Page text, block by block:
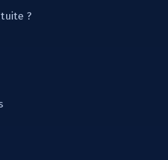
?